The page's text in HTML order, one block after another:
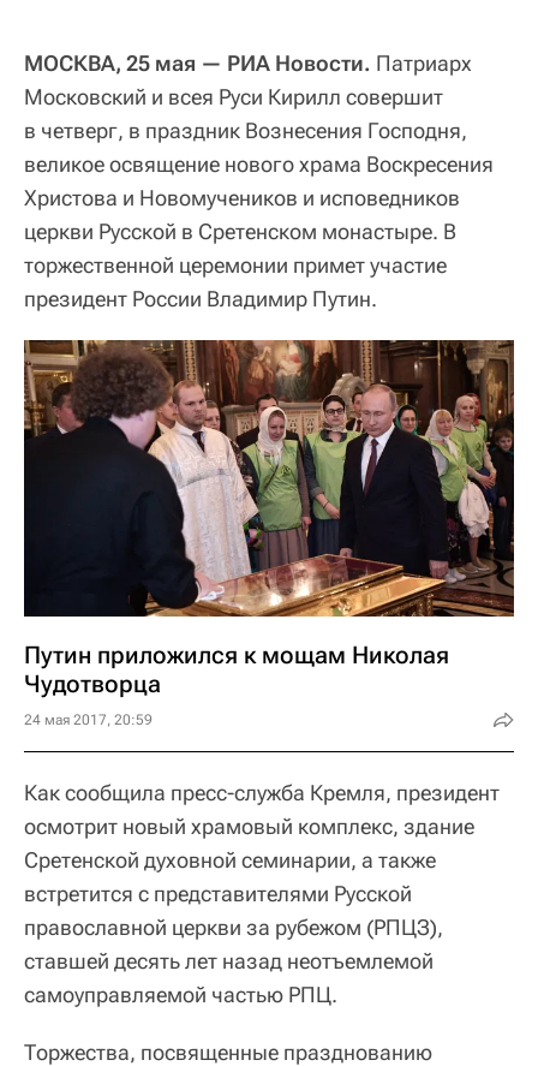
МОСКВА, 25 мая — РИА Новости. Патриарх
Московский и всея Руси Кирилл совершит
в четверг, в праздник Вознесения Господня,
великое освящение нового храма Воскресения
Христова и Новомучеников и исповедников
церкви Русской в Сретенском монастыре. В
торжественной церемонии примет участие
президент России Владимир Путин.
Путин приложился к мощам Николая
Чудотворца
24 мая 2017, 20:59
Как сообщила пресс-служба Кремля, президент
осмотрит новый храмовый комплекс, здание
Сретенской духовной семинарии, а также
встретится с представителями Русской
православной церкви за рубежом (РПЦЗ),
ставшей десять лет назад неотъемлемой
самоуправляемой частью РПЦ.
Торжества, посвященные празднованию